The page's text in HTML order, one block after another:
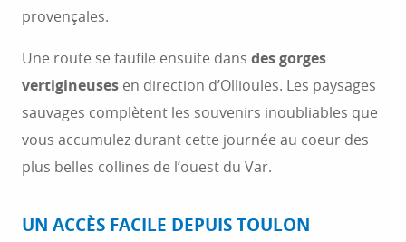
provençales.
Une route se faufile ensuite dans des gorges
vertigineuses en direction d’Ollioules. Les paysages
sauvages complètent les souvenirs inoubliables que
vous accumulez durant cette journée au coeur des
plus belles collines de l’ouest du Var.
UN ACCÈS FACILE DEPUIS TOULON